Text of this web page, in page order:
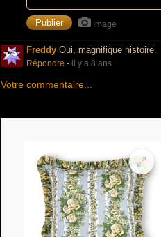
Image
Freddy Oui, magnifique histoire.
Répondre - il y a 8 ans
Votre commentaire...